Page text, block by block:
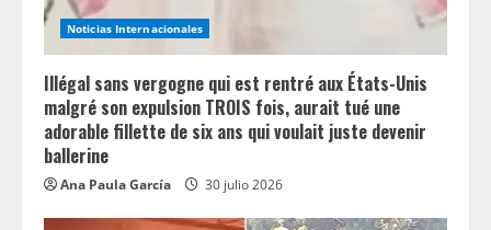
Noticias Internacionales
Illégal sans vergogne qui est rentré aux États-Unis
malgré son expulsion TROIS fois, aurait tué une
adorable fillette de six ans qui voulait juste devenir
ballerine
Ana Paula García 30 julio 2026